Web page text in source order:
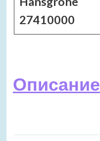
27410000
Описание